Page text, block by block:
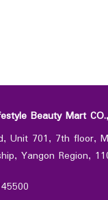
Beauty Mart
Unit 701, 7th floor,
Yangon Region,